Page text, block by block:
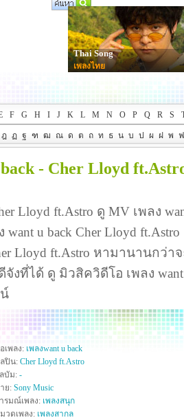
Thai Song
เพลงไทย
F G H I J K L M N O P Q R S
ฎ ฏ ฐ ฑ ฒ ณ ด ต ถ ท ธ น บ ป ผ ฝ พ ฟ
- Cher Lloyd
Lloyd ft.Astro ดู MV เพลง
want u back Cher Lloyd
Lloyd ft.Astro หามานานกว่า
จังที่ได้ ดู มิวสิควิดีโอ เพลง want
เพลง: เพลงwant u back
ปิน: Cher Lloyd ft.Astro
บัม: -
ย: Sony Music
รมณ์เพลง: เพลงสนุก
วดเพลง: เพลงสากล